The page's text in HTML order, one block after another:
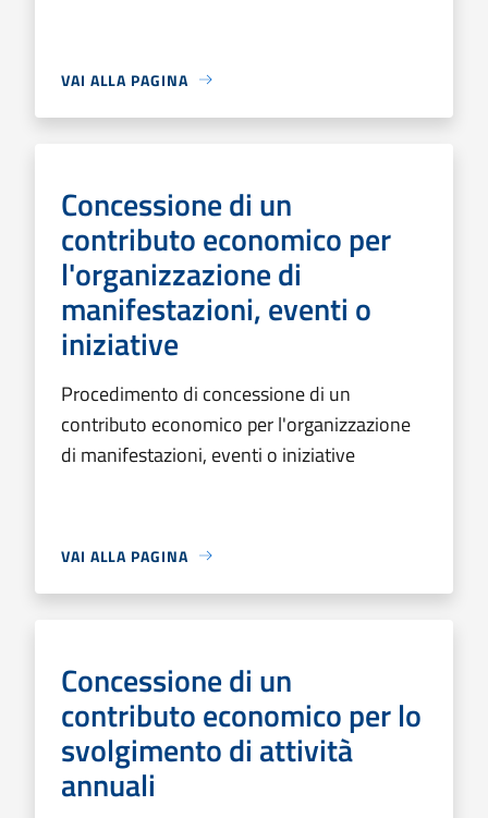
VAI ALLA PAGINA
Concessione di un
contributo economico per
l'organizzazione di
manifestazioni, eventi o
iniziative
Procedimento di concessione di un
contributo economico per l'organizzazione
di manifestazioni, eventi o iniziative
VAI ALLA PAGINA
Concessione di un
contributo economico per lo
svolgimento di attività
annuali